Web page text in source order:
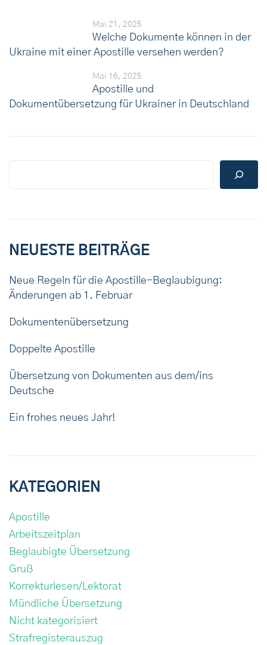
Mai 21, 2025
Welche Dokumente können in der
Ukraine mit einer Apostille versehen werden?
Mai 16, 2025
Apostille und
Dokumentübersetzung für Ukrainer in Deutschland
NEUESTE BEITRÄGE
Neue Regeln für die Apostille-Beglaubigung:
Änderungen ab 1. Februar
Dokumentenübersetzung
Doppelte Apostille
Übersetzung von Dokumenten aus dem/ins
Deutsche
Ein frohes neues Jahr!
KATEGORIEN
Apostille
Arbeitszeitplan
Beglaubigte Übersetzung
Gruß
Korrekturlesen/Lektorat
Mündliche Übersetzung
Nicht kategorisiert
Strafregisterauszug